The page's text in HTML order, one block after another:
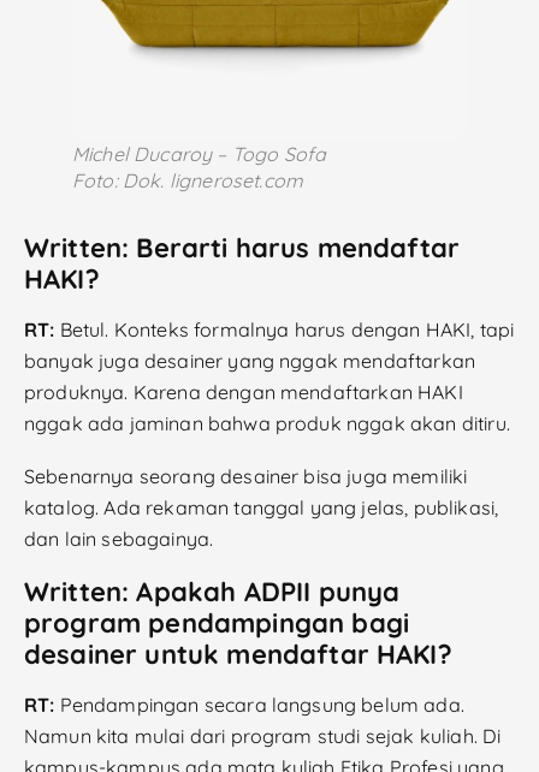
Michel Ducaroy – Togo Sofa
Foto: Dok. ligneroset.com
Written: Berarti harus mendaftar
HAKI?
RT: Betul. Konteks formalnya harus dengan HAKI, tapi
banyak juga desainer yang nggak mendaftarkan
produknya. Karena dengan mendaftarkan HAKI
nggak ada jaminan bahwa produk nggak akan ditiru.
Sebenarnya seorang desainer bisa juga memiliki
katalog. Ada rekaman tanggal yang jelas, publikasi,
dan lain sebagainya.
Written: Apakah ADPII punya
program pendampingan bagi
desainer untuk mendaftar HAKI?
RT: Pendampingan secara langsung belum ada.
Namun kita mulai dari program studi sejak kuliah. Di
kampus-kampus ada mata kuliah Etika Profesi yang